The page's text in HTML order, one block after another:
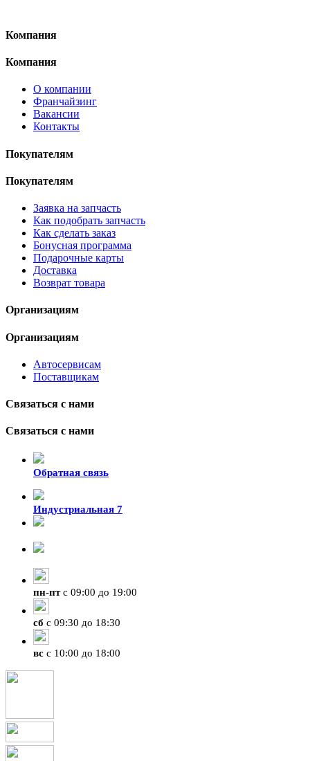
Компания
Компания
О компании
Франчайзинг
Вакансии
Контакты
Покупателям
Покупателям
Заявка на запчасть
Как подобрать запчасть
Как сделать заказ
Бонусная программа
Подарочные карты
Доставка
Возврат товара
Организациям
Организациям
Автосервисам
Поставщикам
Связаться с нами
Связаться с нами
Обратная связь
Индустриальная 7
пн-птс 09:00 до 19:00
сб с 09:30 до 18:30
вс с 10:00 до 18:00